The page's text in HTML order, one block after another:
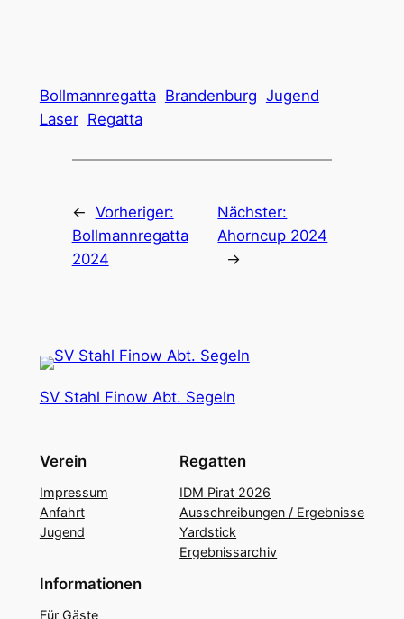
Bollmannregatta Brandenburg Jugend
Laser Regatta
← Vorheriger:
Bollmannregatta
2024
Nächster:
Ahorncup 2024
→
SV Stahl Finow Abt. Segeln
Verein
Impressum
Anfahrt
Jugend
Regatten
IDM Pirat 2026
Ausschreibungen / Ergebnisse
Yardstick
Ergebnissarchiv
Informationen
Für Gäste